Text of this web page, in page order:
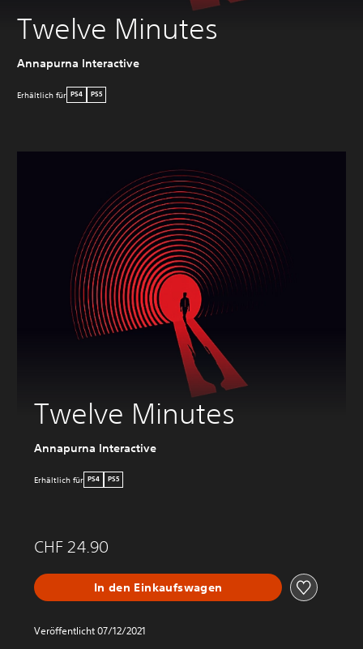
Twelve Minutes
Annapurna Interactive
Erhältlich für PS4 PS5
Twelve Minutes
Annapurna Interactive
Erhältlich für PS4 PS5
CHF 24.90
In den Einkaufswagen
Veröffentlicht 07/12/2021